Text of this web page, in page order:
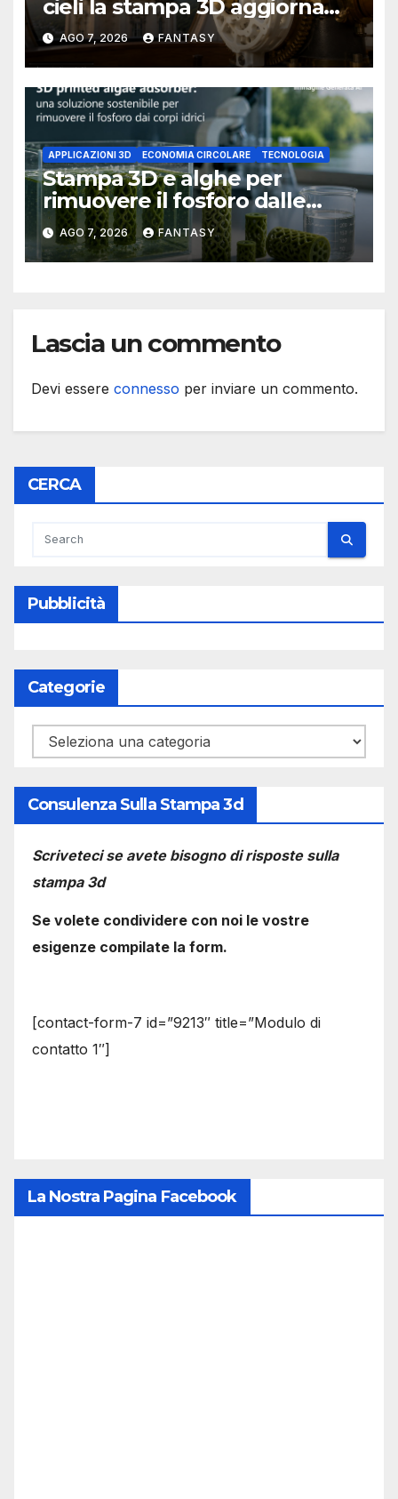
cieli la stampa 3D aggiorna
un osservatorio del 1930 della
University of Arkansas at
Little Rock
AGO 7, 2026 FANTASY
APPLICAZIONI 3D ECONOMIA CIRCOLARE TECNOLOGIA
Stampa 3D e alghe per
rimuovere il fosforo dalle
acque il progetto della
Florida Atlantic University
AGO 7, 2026 FANTASY
Lascia un commento
Devi essere connesso per inviare un commento.
CERCA
Pubblicità
Categorie
Categorie
Consulenza Sulla Stampa 3d
Scriveteci se avete bisogno di risposte sulla
stampa 3d
Se volete condividere con noi le vostre
esigenze compilate la form.
[contact-form-7 id=”9213″ title=”Modulo di
contatto 1″]
La Nostra Pagina Facebook